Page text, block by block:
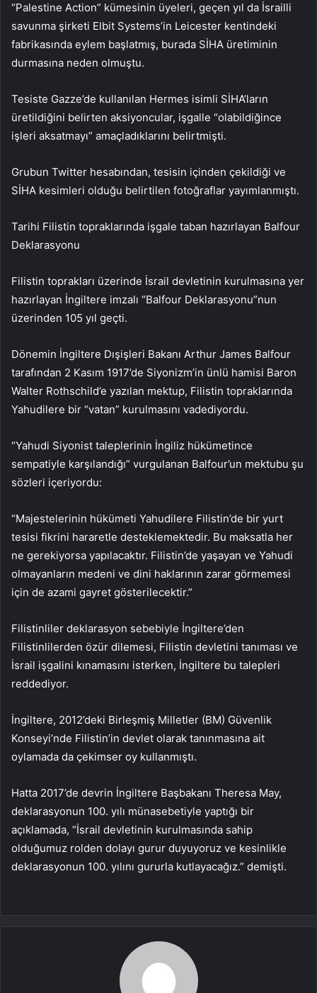
“Palestine Action” kümesinin üyeleri, geçen yıl da İsrailli
savunma şirketi Elbit Systems’in Leicester kentindeki
fabrikasında eylem başlatmış, burada SİHA üretiminin
durmasına neden olmuştu.
Tesiste Gazze’de kullanılan Hermes isimli SİHA’ların
üretildiğini belirten aksiyoncular, işgalle “olabildiğince
işleri aksatmayı” amaçladıklarını belirtmişti.
Grubun Twitter hesabından, tesisin içinden çekildiği ve
SİHA kesimleri olduğu belirtilen fotoğraflar yayımlanmıştı.
Tarihi Filistin topraklarında işgale taban hazırlayan Balfour
Deklarasyonu
Filistin toprakları üzerinde İsrail devletinin kurulmasına yer
hazırlayan İngiltere imzalı “Balfour Deklarasyonu”nun
üzerinden 105 yıl geçti.
Dönemin İngiltere Dışişleri Bakanı Arthur James Balfour
tarafından 2 Kasım 1917’de Siyonizm’in ünlü hamisi Baron
Walter Rothschild’e yazılan mektup, Filistin topraklarında
Yahudilere bir “vatan” kurulmasını vadediyordu.
“Yahudi Siyonist taleplerinin İngiliz hükümetince
sempatiyle karşılandığı” vurgulanan Balfour’un mektubu şu
sözleri içeriyordu:
“Majestelerinin hükümeti Yahudilere Filistin’de bir yurt
tesisi fikrini hararetle desteklemektedir. Bu maksatla her
ne gerekiyorsa yapılacaktır. Filistin’de yaşayan ve Yahudi
olmayanların medeni ve dini haklarının zarar görmemesi
için de azami gayret gösterilecektir.”
Filistinliler deklarasyon sebebiyle İngiltere’den
Filistinlilerden özür dilemesi, Filistin devletini tanıması ve
İsrail işgalini kınamasını isterken, İngiltere bu talepleri
reddediyor.
İngiltere, 2012’deki Birleşmiş Milletler (BM) Güvenlik
Konseyi’nde Filistin’in devlet olarak tanınmasına ait
oylamada da çekimser oy kullanmıştı.
Hatta 2017’de devrin İngiltere Başbakanı Theresa May,
deklarasyonun 100. yılı münasebetiyle yaptığı bir
açıklamada, “İsrail devletinin kurulmasında sahip
olduğumuz rolden dolayı gurur duyuyoruz ve kesinlikle
deklarasyonun 100. yılını gururla kutlayacağız.” demişti.